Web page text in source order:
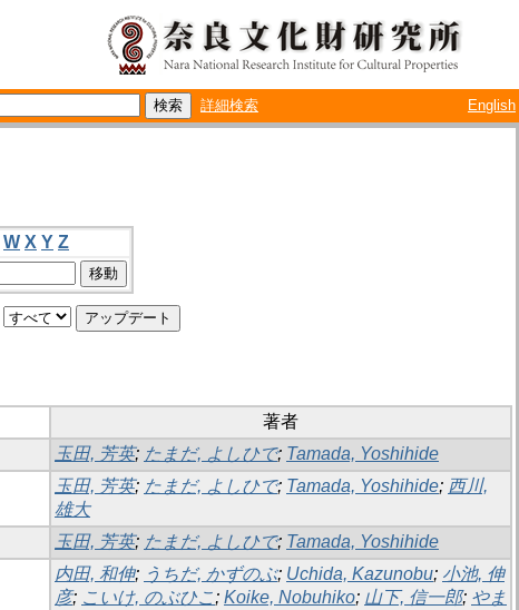
詳細検索 English
W X Y Z
著者
玉田, 芳英; たまだ, よしひで; Tamada, Yoshihide
玉田, 芳英; たまだ, よしひで; Tamada, Yoshihide; 西川,
雄大
玉田, 芳英; たまだ, よしひで; Tamada, Yoshihide
内田, 和伸; うちだ, かずのぶ; Uchida, Kazunobu; 小池, 伸
彦; こいけ, のぶひこ; Koike, Nobuhiko; 山下, 信一郎; やま